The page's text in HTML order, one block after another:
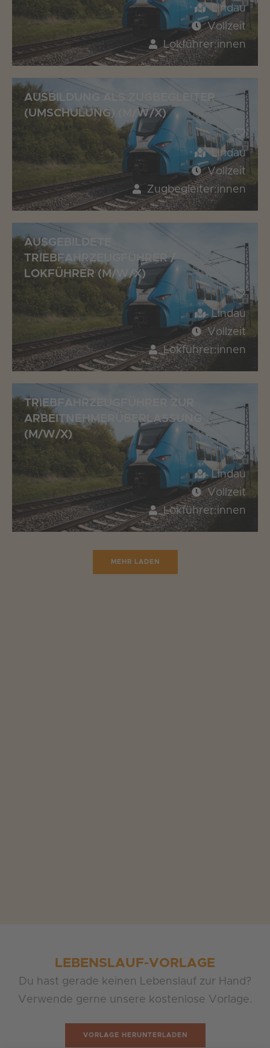
Lindau
Vollzeit
Lokführer:innen
AUSBILDUNG ALS ZUGBEGLEITER
(UMSCHULUNG) (M/W/X)
Lindau
Vollzeit
Zugbegleiter:innen
AUSGEBILDETE
TRIEBFAHRZEUGFÜHRER /
LOKFÜHRER (M/W/X)
Lindau
Vollzeit
Lokführer:innen
TRIEBFAHRZEUGFÜHRER ZUR
ARBEITNEHMERÜBERLASSUNG
(M/W/X)
Lindau
Vollzeit
Lokführer:innen
MEHR LADEN
LEBENSLAUF-VORLAGE
Du hast gerade keinen Lebenslauf zur Hand?
Verwende gerne unsere kostenlose Vorlage.
VORLAGE HERUNTERLADEN